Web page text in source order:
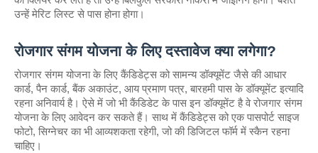
उन्हें मेरिट लिस्ट से पास होना होगा।
रोजगार संगम योजना के लिए दस्तावेज क्या लगेगा?
रोजगार संगम योजना के लिए कैंडिडेट्स को सामन्य डॉक्यूमेंट जैसे की आधार
कार्ड, पैन कार्ड, बैंक अकाउंट, आय प्रमाण पत्र, बारहमी पास के डॉक्यूमेंट इत्यादि
रहना अनिवार्य है। ऐसे में जो भी कैंडिडेट के पास इन डॉक्यूमेंट है वे रोजगार संगम
योजना के लिए आवेदन कर सकते हैं। साथ में कैंडिडेट्स को एक पासपोर्ट साइज
फोटो, सिग्नेचर का भी आव्यशकता रहेगी, जो की डिजिटल फॉर्म में स्कैन रहना
चाहिए।